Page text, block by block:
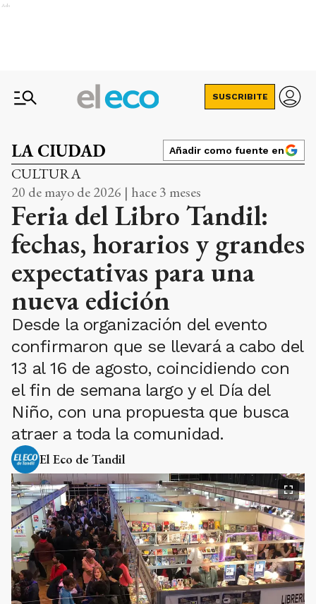
Ads
SUSCRIBITE
LA CIUDAD Añadir como fuente en
CULTURA
20 de mayo de 2026 | hace 3 meses
Feria del Libro Tandil:
fechas, horarios y grandes
expectativas para una
nueva edición
Desde la organización del evento
confirmaron que se llevará a cabo del
13 al 16 de agosto, coincidiendo con
el fin de semana largo y el Día del
Niño, con una propuesta que busca
atraer a toda la comunidad.
El Eco de Tandil